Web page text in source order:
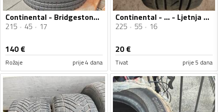
Continental - Bridgestone 17" i Continental 18" - Ljetnja guma
215 45 17
140€
Rožaje prije 4 dana
Continental - ... - Ljetnja guma
225 55 16
20€
Tivat prije 5 dana